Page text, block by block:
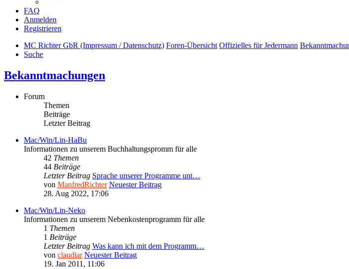
FAQ
Anmelden
Registrieren
MC Richter GbR (Impressum / Datenschutz) Foren-Übersicht Offizielles für Jedermann
Suche
Bekanntmachungen
Forum
Themen
Beiträge
Letzter Beitrag
Mac/Win/Lin-HaBu
Informationen zu unserem Buchhaltungspromm für alle
42 Themen
44 Beiträge
Letzter Beitrag Sprache unserer Programme unt…
von ManfredRichter Neuester Beitrag
28. Aug 2022, 17:06
Mac/Win/Lin-Neko
Informationen zu unserem Nebenkostenprogramm für alle
1 Themen
1 Beiträge
Letzter Beitrag Was kann ich mit dem Programm…
von claudiar Neuester Beitrag
19. Jan 2011, 11:06